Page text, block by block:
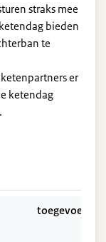
straks mee
bieden
te
er
ketendag
toegevoegd